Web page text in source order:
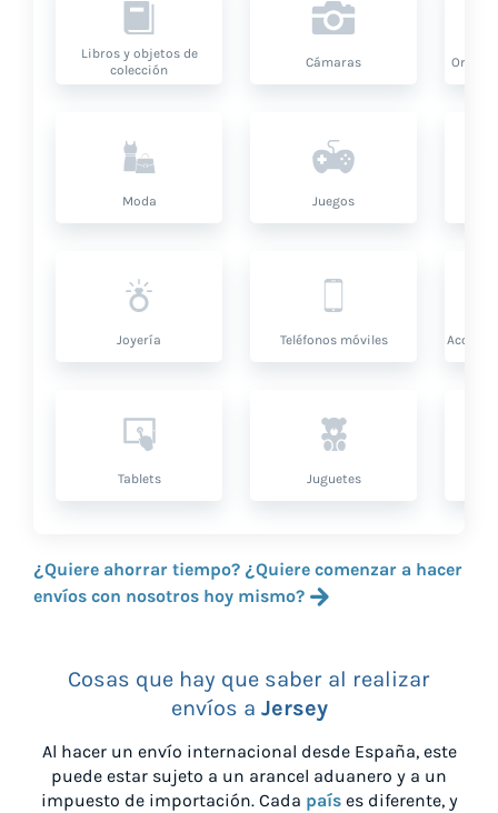
Libros y objetos de
colección
Cámaras
Moda Juegos
Joyería Teléfonos móviles
Tablets Juguetes
¿Quiere ahorrar tiempo? ¿Quiere comenzar a hacer
envíos con nosotros hoy mismo?
Cosas que hay que saber al realizar
envíos a Jersey
Al hacer un envío internacional desde España, este
puede estar sujeto a un arancel aduanero y a un
impuesto de importación. Cada países diferente, y